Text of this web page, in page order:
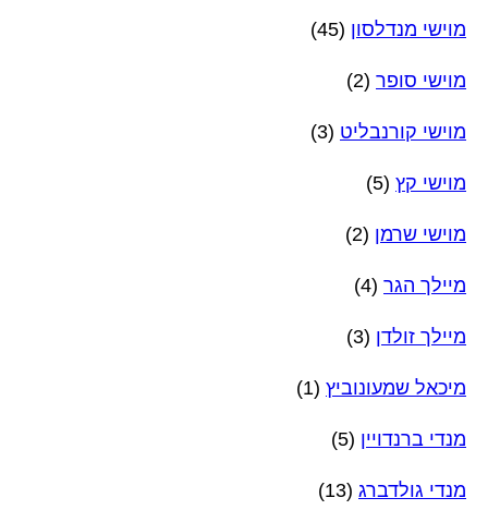
מוישי מנדלסון (45)
מוישי סופר (2)
מוישי קורנבליט (3)
מוישי קץ (5)
מוישי שרמן (2)
מיילך הגר (4)
מיילך זולדן (3)
מיכאל שמעונוביץ (1)
מנדי ברנדויין (5)
מנדי גולדברג (13)